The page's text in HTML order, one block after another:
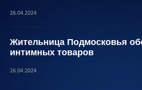
26.04.2024
Жительница Подмосковья
интимных товаров
26.04.2024